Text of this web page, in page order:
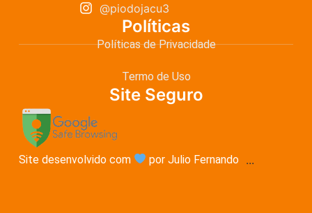
@piodojacu3
Políticas
Políticas de Privacidade
Termo de Uso
Site Seguro
Site desenvolvido com por Julio Fernando ...